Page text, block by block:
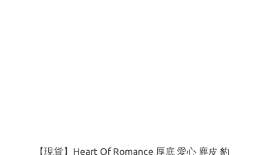
【現貨】Heart Of Romance 厚底 愛心 麂皮 豹